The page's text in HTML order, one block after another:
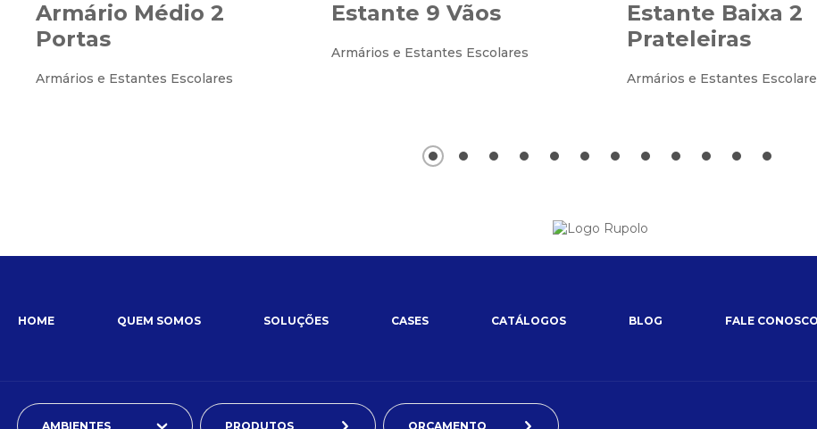
Armário Médio 2
Portas
Armários e Estantes Escolares
Estante 9 Vãos
Armários e Estantes Escolares
Estante Baixa 2
Prateleiras
Armários e Estantes
HOME QUEM SOMOS SOLUÇÕES CASES CATÁLOGOS BLOG FALE CONOSCO
AMBIENTES PRODUTOS ORÇAMENTO